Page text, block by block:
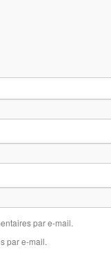
par e-mail.
par e-mail.